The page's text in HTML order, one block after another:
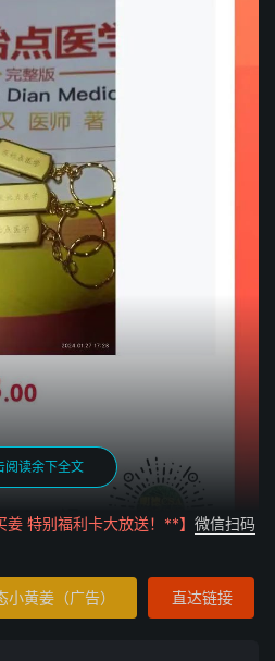
阅读余下全文
姜 特别福利卡大放送！**】 微信扫码
小黄姜（广告） 直达链接